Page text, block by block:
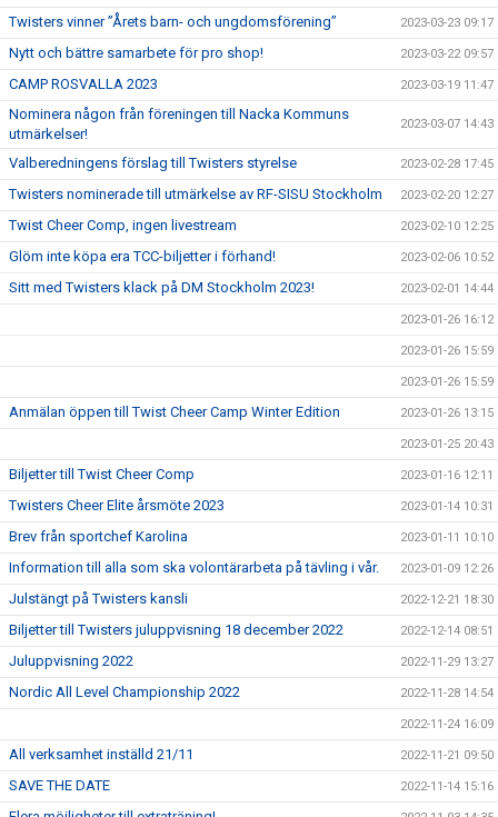
Twisters vinner ”Årets barn- och ungdomsförening” 2023-03-23 09:17
Nytt och bättre samarbete för pro shop! 2023-03-22 09:57
CAMP ROSVALLA 2023 2023-03-19 11:47
Nominera någon från föreningen till Nacka Kommuns
utmärkelser!
2023-03-07 14:43
Valberedningens förslag till Twisters styrelse 2023-02-28 17:45
Twisters nominerade till utmärkelse av RF-SISU Stockholm 2023-02-20 12:27
Twist Cheer Comp, ingen livestream 2023-02-10 12:25
Glöm inte köpa era TCC-biljetter i förhand! 2023-02-06 10:52
Sitt med Twisters klack på DM Stockholm 2023! 2023-02-01 14:44
2023-01-26 16:12
2023-01-26 15:59
2023-01-26 15:59
Anmälan öppen till Twist Cheer Camp Winter Edition 2023-01-26 13:15
2023-01-25 20:43
Biljetter till Twist Cheer Comp 2023-01-16 12:11
Twisters Cheer Elite årsmöte 2023 2023-01-14 10:31
Brev från sportchef Karolina 2023-01-11 10:10
Information till alla som ska volontärarbeta på tävling i vår. 2023-01-09 12:26
Julstängt på Twisters kansli 2022-12-21 18:30
Biljetter till Twisters juluppvisning 18 december 2022 2022-12-14 08:51
Juluppvisning 2022 2022-11-29 13:27
Nordic All Level Championship 2022 2022-11-28 14:54
2022-11-24 16:09
All verksamhet inställd 21/11 2022-11-21 09:50
SAVE THE DATE 2022-11-14 15:16